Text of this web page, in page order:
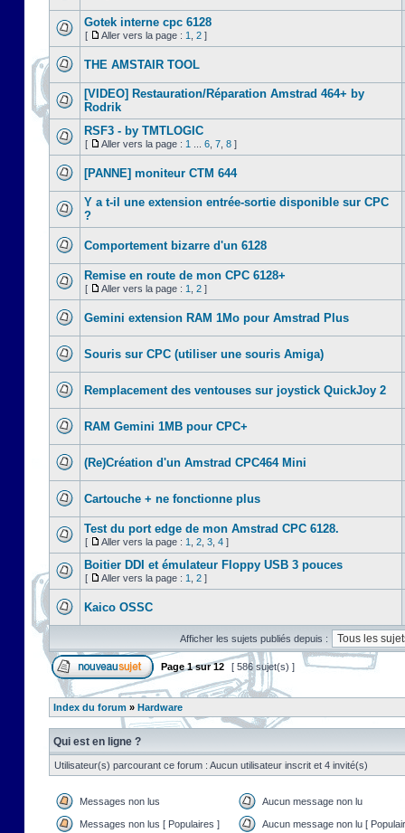
Gotek interne cpc 6128
[ Aller vers la page : 1 2 ]
THE AMSTAIR TOOL
[VIDEO] Restauration/Réparation Amstrad 464+ by
Rodrik
RSF3 - by TMTLOGIC
[ Aller vers la page : 1 6 7 8 ]
[PANNE] moniteur CTM 644
Y a t-il une extension entrée-sortie disponible sur CPC
?
Comportement bizarre d'un 6128
Remise en route de mon CPC 6128+
[ Aller vers la page : 1 2 ]
Gemini extension RAM 1Mo pour Amstrad Plus
Souris sur CPC (utiliser une souris Amiga)
Remplacement des ventouses sur joystick QuickJoy 2
RAM Gemini 1MB pour CPC+
(Re)Création d'un Amstrad CPC464 Mini
Cartouche + ne fonctionne plus
Test du port edge de mon Amstrad CPC 6128.
[ Aller vers la page : 1 2 3 4 ]
Boitier DDI et émulateur Floppy USB 3 pouces
[ Aller vers la page : 1 2 ]
Kaico OSSC
Afficher les sujets publiés depuis :
Page1sur12 [ 586 sujet(s) ]
Index du forum » Hardware
Qui est en ligne ?
Utilisateur(s) parcourant ce forum : Aucun utilisateur inscrit et 4 invité(s)
Messages non lus Aucun message non lu
Messages non lus [ Populaires ] Aucun message non lu [